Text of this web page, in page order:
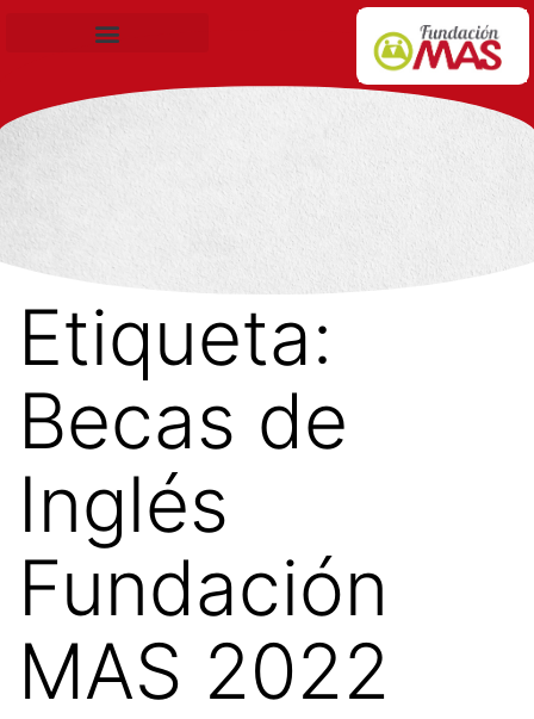
Etiqueta:
Becas de
Inglés
Fundación
MAS 2022